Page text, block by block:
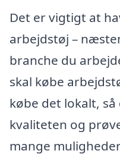
Det er vigtigt at
arbejdstøj –
branche du
skal købe
købe det lokalt,
kvaliteten og
mange